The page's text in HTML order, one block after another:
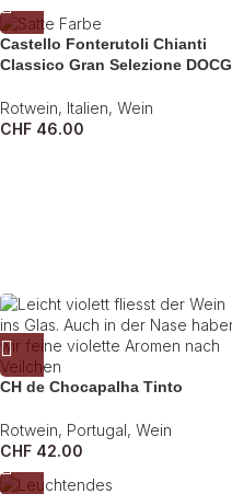
Castello Fonterutoli Chianti
Classico Gran Selezione DOCG
Rotwein, Italien, Wein
CHF 46.00
CH de Chocapalha Tinto
Rotwein, Portugal, Wein
CHF 42.00